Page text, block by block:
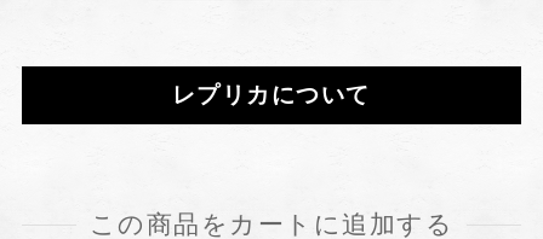
レプリカについて
この商品をカートに追加する